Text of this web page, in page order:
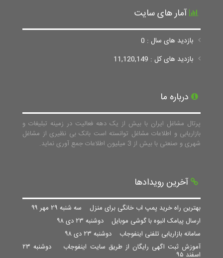
آمار های سایت
بازدید های سال : 0
بازدید های کل : 11,120,149
درباره ما
پرتال مشاغل ایران با بیش از یک دهه فعالیت در زمینه تبلیغات و
بازاریابی و اطلاعات مشاغل توانسته است بانک بی نظیری از مشاغل
شهری و صنعتی با بیش از 3 میلیون اطلاعات جمع آوری نماید.
آخرین رویدادها
بهترین راه خرید پمپ اب خانگی برای منزل سه شنبه ۲۹ مهر ۹۹
ارسال پیامک انبوه با گوشی موبایل دوشنبه ۲۳ دی ۹۸
سامانه بازاریابی تلفنی اینفوجاب دوشنبه ۲۳ دی ۹۸
آموزش ثبت اگهی رایگان از طریق سایت اینفوجاب
دوشنبه ۲۳
اسفند ۹۵